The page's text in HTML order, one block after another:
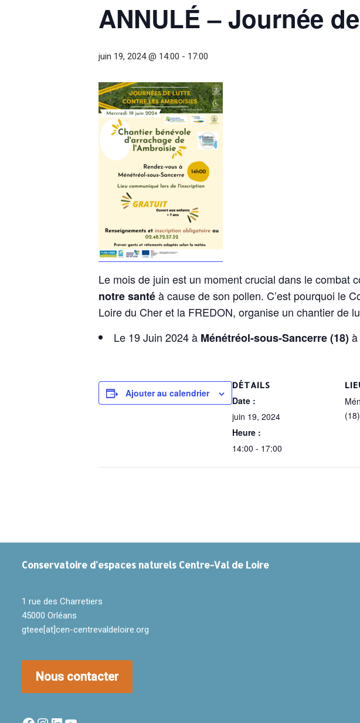
ANNULÉ – Journée
juin 19, 2024 @ 14:00 - 17:00
Le mois de juin est un moment crucial dans le combat
notre santéà cause de son pollen. C’est pourquoi le
Loire du Cher et la FREDON, organise un chantier de
Le 19 Juin 2024 à Ménétréol-sous-Sancerre (18)
Ajouter au calendrier
DÉTAILS
Date :
juin 19, 2024
Heure :
14:00 - 17:00
(18)
Conservatoire d'espaces naturels Centre-Val de Loire
1 rue des Charretiers
45000 Orléans
gteee[at]cen-centrevaldeloire.org
Nous contacter